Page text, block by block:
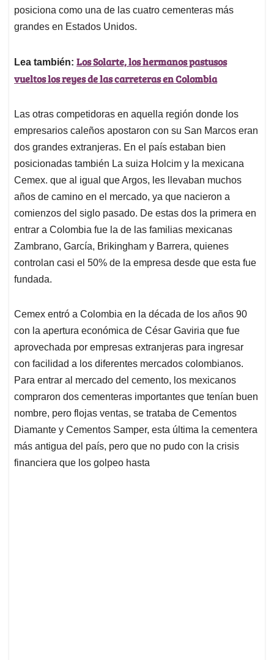
posiciona como una de las cuatro cementeras más
grandes en Estados Unidos.
Lea también: Los Solarte, los hermanos pastusos
vueltos los reyes de las carreteras en Colombia
Las otras competidoras en aquella región donde los
empresarios caleños apostaron con su San Marcos eran
dos grandes extranjeras. En el país estaban bien
posicionadas también La suiza Holcim y la mexicana
Cemex. que al igual que Argos, les llevaban muchos
años de camino en el mercado, ya que nacieron a
comienzos del siglo pasado. De estas dos la primera en
entrar a Colombia fue la de las familias mexicanas
Zambrano, García, Brikingham y Barrera, quienes
controlan casi el 50% de la empresa desde que esta fue
fundada.
Cemex entró a Colombia en la década de los años 90
con la apertura económica de César Gaviria que fue
aprovechada por empresas extranjeras para ingresar
con facilidad a los diferentes mercados colombianos.
Para entrar al mercado del cemento, los mexicanos
compraron dos cementeras importantes que tenían buen
nombre, pero flojas ventas, se trataba de Cementos
Diamante y Cementos Samper, esta última la cementera
más antigua del país, pero que no pudo con la crisis
financiera que los golpeo hasta